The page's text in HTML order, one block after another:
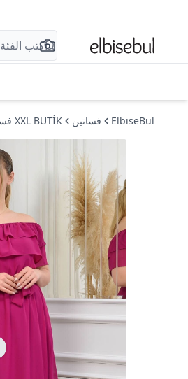
ElbiseBul فساتين XXL BUTİK فساتين